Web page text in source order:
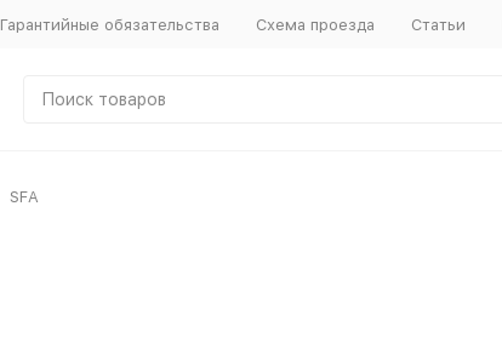
Гарантийные обязательства Схема проезда Статьи
SFA